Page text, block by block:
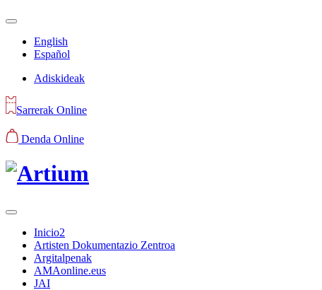
English
Español
Adiskideak
Sarrerak Online
Denda Online
Inicio2
Artisten Dokumentazio Zentroa
Argitalpenak
AMAonline.eus
JAI